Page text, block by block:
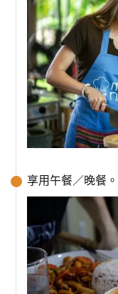
享用午餐／晚餐。